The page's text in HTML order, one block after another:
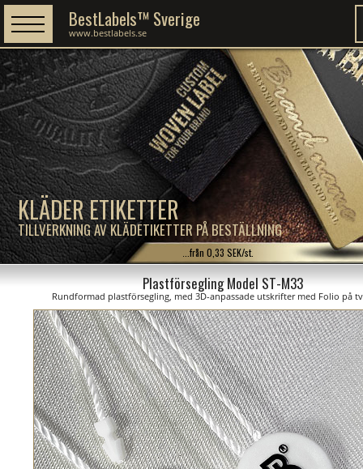
KLÄDER ETIKETTER
TILLVERKNING AV KLÄDETIKETTER PÅ BESTÄLLNING
BestLabels™ Sverige
www.bestlabels.se
...från 0,33 SEK/st.
Plastförsegling Model ST-M33
Rundformad plastförsegling, med 3D-anpassade utskrifter med Folio på